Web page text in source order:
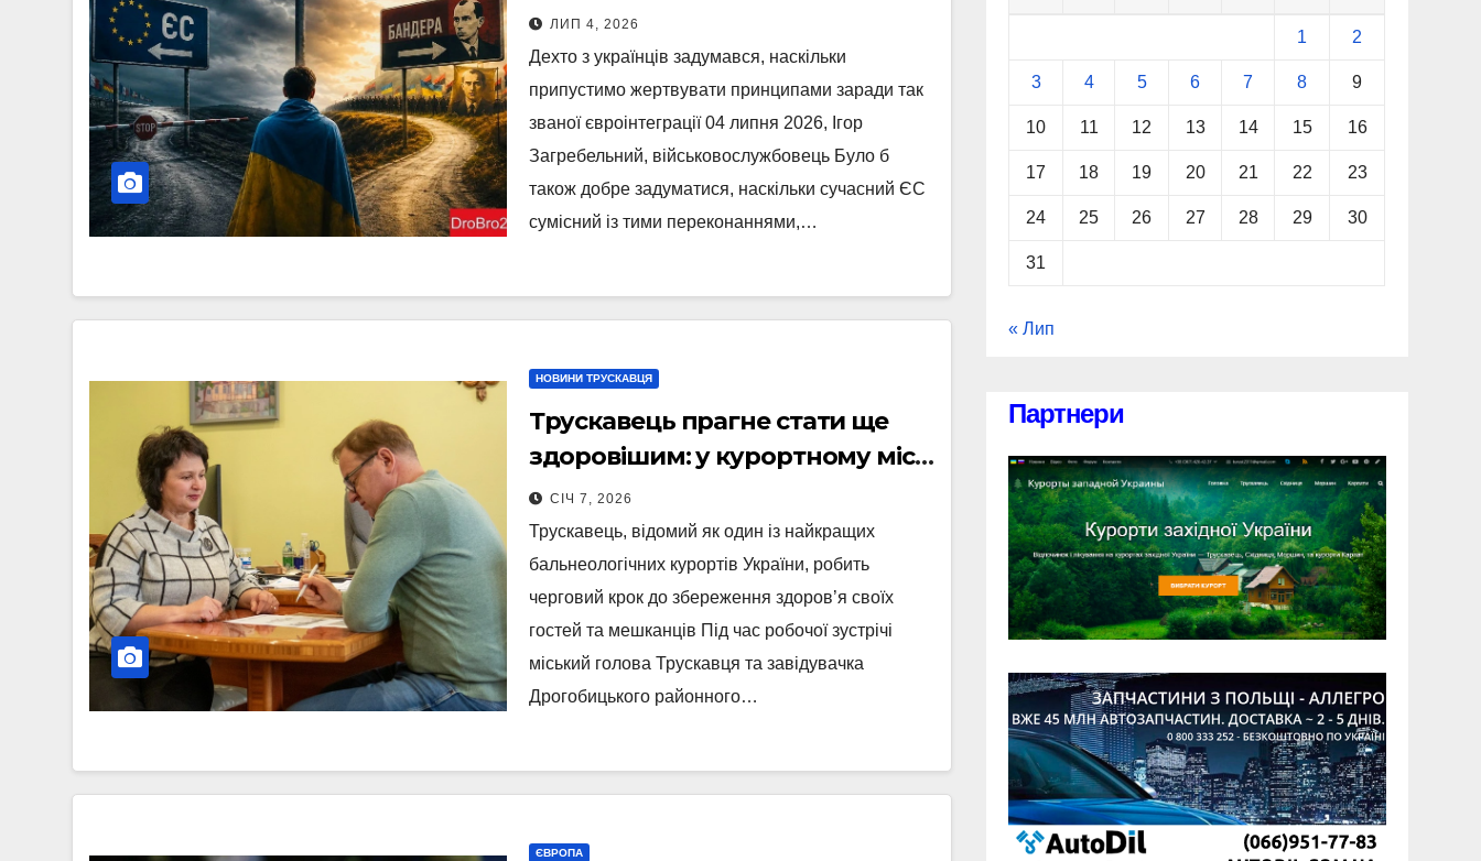
або ЄС” має принаймні один
позитивний наслідок
ЛИП 4, 2026
Дехто з українців задумався, наскільки
припустимо жертвувати принципами заради так
званої євроінтеграції 04 липня 2026, Ігор
Загребельний, військовослужбовець Було б
також добре задуматися, наскільки сучасний ЄС
сумісний із тими переконаннями,…
НОВИНИ ТРУСКАВЦЯ
Трускавець прагне стати ще
здоровішим: у курортному місті
планують створити «бездимні
зони»
СІЧ 7, 2026
Трускавець, відомий як один із найкращих
бальнеологічних курортів України, робить
черговий крок до збереження здоров’я своїх
гостей та мешканців Під час робочої зустрічі
міський голова Трускавця та завідувачка
Дрогобицького районного…
ЄВРОПА
1 2
3 4 5 6 7 8 9
10 11 12 13 14 15 16
17 18 19 20 21 22 23
24 25 26 27 28 29 30
31
« Лип
Партнери